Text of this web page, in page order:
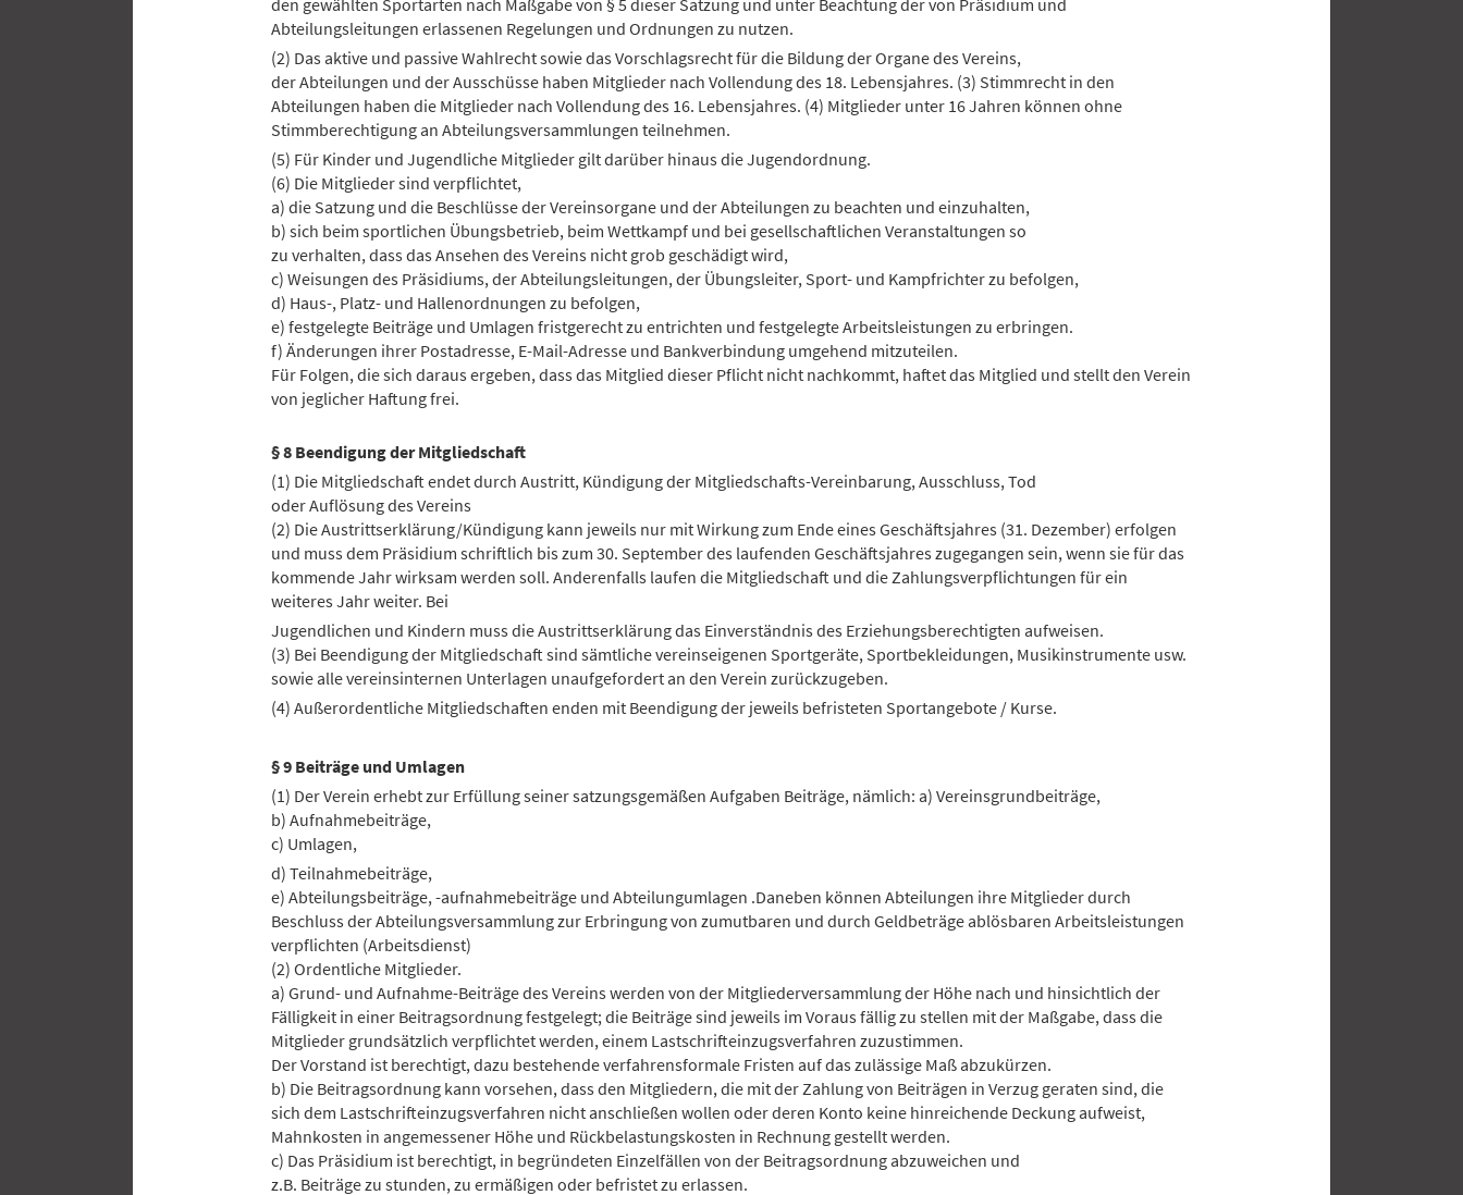
den gewählten Sportarten nach Maßgabe von § 5 dieser Satzung und unter Beachtung der von Präsidium und
Abteilungsleitungen erlassenen Regelungen und Ordnungen zu nutzen.
(2) Das aktive und passive Wahlrecht sowie das Vorschlagsrecht für die Bildung der Organe des Vereins,
der Abteilungen und der Ausschüsse haben Mitglieder nach Vollendung des 18. Lebensjahres. (3) Stimmrecht in den
Abteilungen haben die Mitglieder nach Vollendung des 16. Lebensjahres. (4) Mitglieder unter 16 Jahren können ohne
Stimmberechtigung an Abteilungsversammlungen teilnehmen.
(5) Für Kinder und Jugendliche Mitglieder gilt darüber hinaus die Jugendordnung.
(6) Die Mitglieder sind verpflichtet,
a) die Satzung und die Beschlüsse der Vereinsorgane und der Abteilungen zu beachten und einzuhalten,
b) sich beim sportlichen Übungsbetrieb, beim Wettkampf und bei gesellschaftlichen Veranstaltungen so
zu verhalten, dass das Ansehen des Vereins nicht grob geschädigt wird,
c) Weisungen des Präsidiums, der Abteilungsleitungen, der Übungsleiter, Sport- und Kampfrichter zu befolgen,
d) Haus-, Platz- und Hallenordnungen zu befolgen,
e) festgelegte Beiträge und Umlagen fristgerecht zu entrichten und festgelegte Arbeitsleistungen zu erbringen.
f) Änderungen ihrer Postadresse, E-Mail-Adresse und Bankverbindung umgehend mitzuteilen.
Für Folgen, die sich daraus ergeben, dass das Mitglied dieser Pflicht nicht nachkommt, haftet das Mitglied und stellt den Verein
von jeglicher Haftung frei.
§ 8 Beendigung der Mitgliedschaft
(1) Die Mitgliedschaft endet durch Austritt, Kündigung der Mitgliedschafts-Vereinbarung, Ausschluss, Tod
oder Auflösung des Vereins
(2) Die Austrittserklärung/Kündigung kann jeweils nur mit Wirkung zum Ende eines Geschäftsjahres (31. Dezember) erfolgen
und muss dem Präsidium schriftlich bis zum 30. September des laufenden Geschäftsjahres zugegangen sein, wenn sie für das
kommende Jahr wirksam werden soll. Anderenfalls laufen die Mitgliedschaft und die Zahlungsverpflichtungen für ein
weiteres Jahr weiter. Bei
Jugendlichen und Kindern muss die Austrittserklärung das Einverständnis des Erziehungsberechtigten aufweisen.
(3) Bei Beendigung der Mitgliedschaft sind sämtliche vereinseigenen Sportgeräte, Sportbekleidungen, Musikinstrumente usw.
sowie alle vereinsinternen Unterlagen unaufgefordert an den Verein zurückzugeben.
(4) Außerordentliche Mitgliedschaften enden mit Beendigung der jeweils befristeten Sportangebote / Kurse.
§ 9 Beiträge und Umlagen
(1) Der Verein erhebt zur Erfüllung seiner satzungsgemäßen Aufgaben Beiträge, nämlich: a) Vereinsgrundbeiträge,
b) Aufnahmebeiträge,
c) Umlagen,
d) Teilnahmebeiträge,
e) Abteilungsbeiträge, -aufnahmebeiträge und Abteilungumlagen .Daneben können Abteilungen ihre Mitglieder durch
Beschluss der Abteilungsversammlung zur Erbringung von zumutbaren und durch Geldbeträge ablösbaren Arbeitsleistungen
verpflichten (Arbeitsdienst)
(2) Ordentliche Mitglieder.
a) Grund- und Aufnahme-Beiträge des Vereins werden von der Mitgliederversammlung der Höhe nach und hinsichtlich der
Fälligkeit in einer Beitragsordnung festgelegt; die Beiträge sind jeweils im Voraus fällig zu stellen mit der Maßgabe, dass die
Mitglieder grundsätzlich verpflichtet werden, einem Lastschrifteinzugsverfahren zuzustimmen.
Der Vorstand ist berechtigt, dazu bestehende verfahrensformale Fristen auf das zulässige Maß abzukürzen.
b) Die Beitragsordnung kann vorsehen, dass den Mitgliedern, die mit der Zahlung von Beiträgen in Verzug geraten sind, die
sich dem Lastschrifteinzugsverfahren nicht anschließen wollen oder deren Konto keine hinreichende Deckung aufweist,
Mahnkosten in angemessener Höhe und Rückbelastungskosten in Rechnung gestellt werden.
c) Das Präsidium ist berechtigt, in begründeten Einzelfällen von der Beitragsordnung abzuweichen und
z.B. Beiträge zu stunden, zu ermäßigen oder befristet zu erlassen.